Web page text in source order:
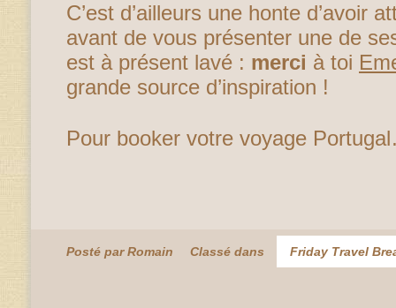
C’est d’ailleurs une honte d’avoir
avant de vous présenter une de
est à présent lavé : merci à toi
grande source d’inspiration !
Pour booker votre voyage
Posté par Romain Classé dans Friday Travel